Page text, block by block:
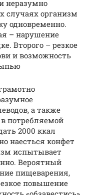
неразумно
случаях организм
одновременно.
– нарушение
Второго – резкое
и возможность
а также
потребляемой
2000 ккал
наесться конфет
испытывает
Вероятный
пищеварения,
повышение